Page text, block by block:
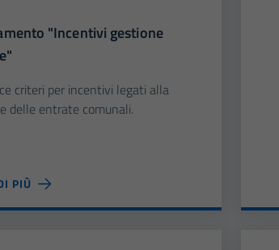
"Incentivi gestione
criteri per incentivi legati alla
delle entrate comunali.
PIÙ